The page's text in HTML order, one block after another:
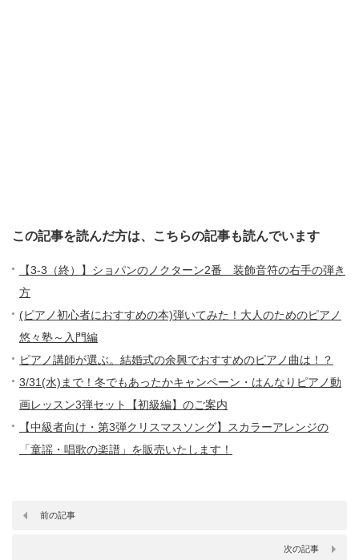
この記事を読んだ方は、こちらの記事も読んでいます
【3-3（終）】ショパンのノクターン2番 装飾音符の右手の弾き
方
(ピアノ初心者におすすめの本)弾いてみた！大人のためのピアノ
悠々塾～入門編
ピアノ講師が選ぶ。結婚式の余興でおすすめのピアノ曲は！？
3/31(水)まで！冬でもあったかキャンペーン・はんなりピアノ動
画レッスン3弾セット【初級編】のご案内
【中級者向け・第3弾クリスマスソング】スカラーアレンジの
「童謡・唱歌の楽譜」を販売いたします！
前の記事
次の記事